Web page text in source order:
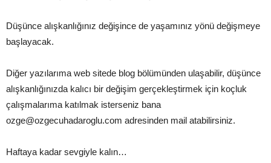
Düşünce alışkanlığınız değişince de yaşamınız yönü değişmeye
başlayacak.
Diğer yazılarıma web sitede blog bölümünden ulaşabilir, düşünce
alışkanlığınızda kalıcı bir değişim gerçekleştirmek için koçluk
çalışmalarıma katılmak isterseniz bana
ozge@ozgecuhadaroglu.com adresinden mail atabilirsiniz.
Haftaya kadar sevgiyle kalın…